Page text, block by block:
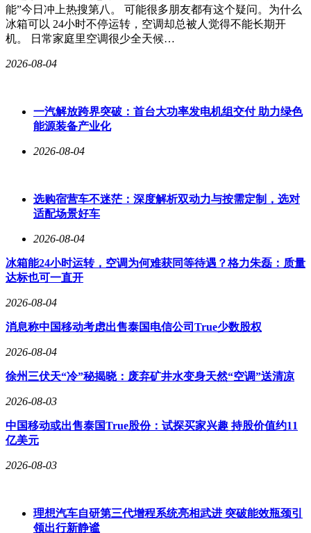
充电桩不再局限于服务区，当补能逻辑从“被动等待”转向“主
动规划”，新能源长途出行的便利性正迎来质的飞跃。这场由
技术驱动的充电革命，或将推动整个行业重新思考高速能源补
给体系的未来形态。
能”今日冲上热搜第八。 可能很多朋友都有这个疑问。为什么
冰箱可以 24小时不停运转，空调却总被人觉得不能长期开
机。 日常家庭里空调很少全天候…
2026-08-04
一汽解放跨界突破：首台大功率发电机组交付 助力绿色
能源装备产业化
2026-08-04
选购宿营车不迷茫：深度解析双动力与按需定制，选对
适配场景好车
2026-08-04
冰箱能24小时运转，空调为何难获同等待遇？格力朱磊：质量
达标也可一直开
2026-08-04
消息称中国移动考虑出售泰国电信公司True少数股权
2026-08-04
徐州三伏天“冷”秘揭晓：废弃矿井水变身天然“空调”送清凉
2026-08-03
中国移动或出售泰国True股份：试探买家兴趣 持股价值约11
亿美元
2026-08-03
理想汽车自研第三代增程系统亮相武进 突破能效瓶颈引
领出行新静谧